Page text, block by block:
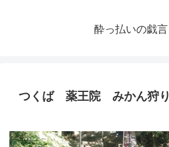
酔っ払いの戯言
つくば 薬王院 みかん狩り